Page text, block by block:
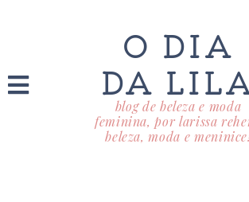
O DIA
DA
blog de beleza e moda
feminina, por larissa
beleza, moda e